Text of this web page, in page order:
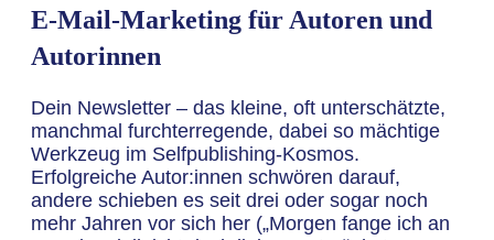
E-Mail-Marketing für Autoren und
Autorinnen
Dein Newsletter – das kleine, oft unterschätzte,
manchmal furchterregende, dabei so mächtige
Werkzeug im Selfpublishing-Kosmos.
Erfolgreiche Autor:innen schwören darauf,
andere schieben es seit drei oder sogar noch
mehr Jahren vor sich her („Morgen fange ich an